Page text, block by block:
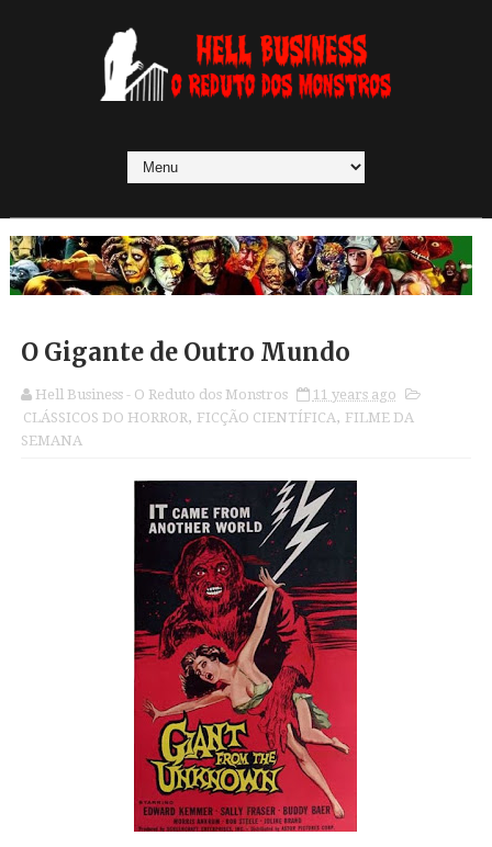
O Gigante de Outro Mundo
Hell Business - O Reduto dos Monstros
11 years ago
CLÁSSICOS DO HORROR, FICÇÃO CIENTÍFICA, FILME DA
SEMANA